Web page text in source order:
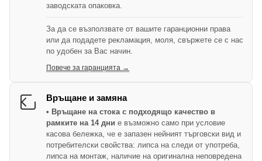
заводската опаковка.
За да се възползвате от вашите гаранционни права
или да подадете рекламация, моля, свържете се с нас
по удобен за Вас начин.
Повече за гаранцията →
Връщане и замяна
• Връщане на стока с подходящо качество в
рамките на 14 дни е възможно само при условие
касова бележка, че е запазен нейният търговски вид и
потребителски свойства: липса на следи от употреба,
липса на монтаж, наличие на оригинална неповредена